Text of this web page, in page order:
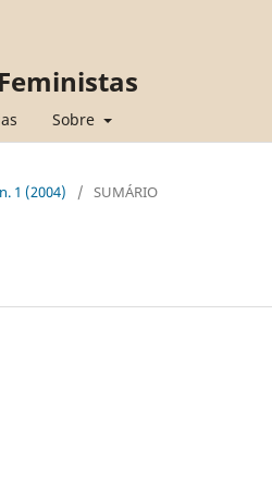
Sobre
1 (2004) / SUMÁRIO